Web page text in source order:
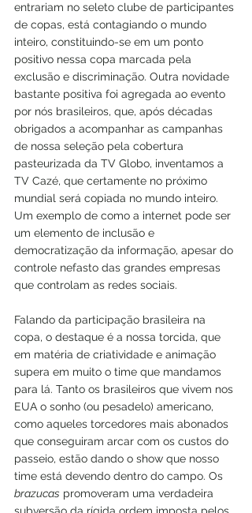
entrariam no seleto clube de participantes
de copas, está contagiando o mundo
inteiro, constituindo-se em um ponto
positivo nessa copa marcada pela
exclusão e discriminação. Outra novidade
bastante positiva foi agregada ao evento
por nós brasileiros, que, após décadas
obrigados a acompanhar as campanhas
de nossa seleção pela cobertura
pasteurizada da TV Globo, inventamos a
TV Cazé, que certamente no próximo
mundial será copiada no mundo inteiro.
Um exemplo de como a internet pode ser
um elemento de inclusão e
democratização da informação, apesar do
controle nefasto das grandes empresas
que controlam as redes sociais.
Falando da participação brasileira na
copa, o destaque é a nossa torcida, que
em matéria de criatividade e animação
supera em muito o time que mandamos
para lá. Tanto os brasileiros que vivem nos
EUA o sonho (ou pesadelo) americano,
como aqueles torcedores mais abonados
que conseguiram arcar com os custos do
passeio, estão dando o show que nosso
time está devendo dentro do campo. Os
brazucas promoveram uma verdadeira